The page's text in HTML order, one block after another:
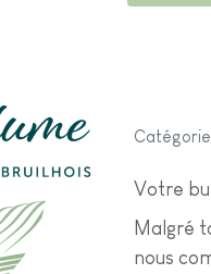
Votre
Malgré
nous